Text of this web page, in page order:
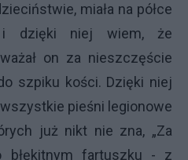
miała na półce
i dzięki niej wiem, że
on za nieszczęście
szpiku kości. Dzięki niej
pieśni legionowe
już nikt nie zna, „Za
błękitnym fartuszku - z